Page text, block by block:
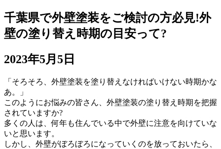
千葉県で外壁塗装をご検討の方必見!外
壁の塗り替え時期の目安って?
2023年5月5日
「そろそろ、外壁塗装を塗り替えなければいけない時期かな
あ。」
このようにお悩みの皆さん、外壁塗装の塗り替え時期を把握
されていますか?
多くの人は、何年も住んでいる中で外壁に注意を向けていな
いと思います。
しかし、外壁がぼろぼろになっていくのを放っておいたら、